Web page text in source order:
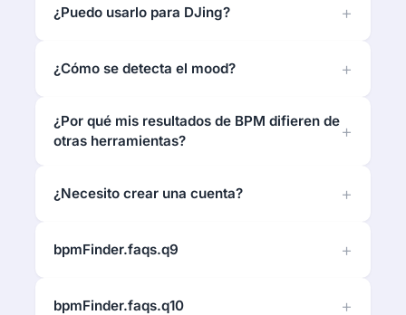
¿Puedo usarlo para DJing?
¿Cómo se detecta el mood?
¿Por qué mis resultados de BPM difieren de
otras herramientas?
¿Necesito crear una cuenta?
bpmFinder.faqs.q9
bpmFinder.faqs.q10